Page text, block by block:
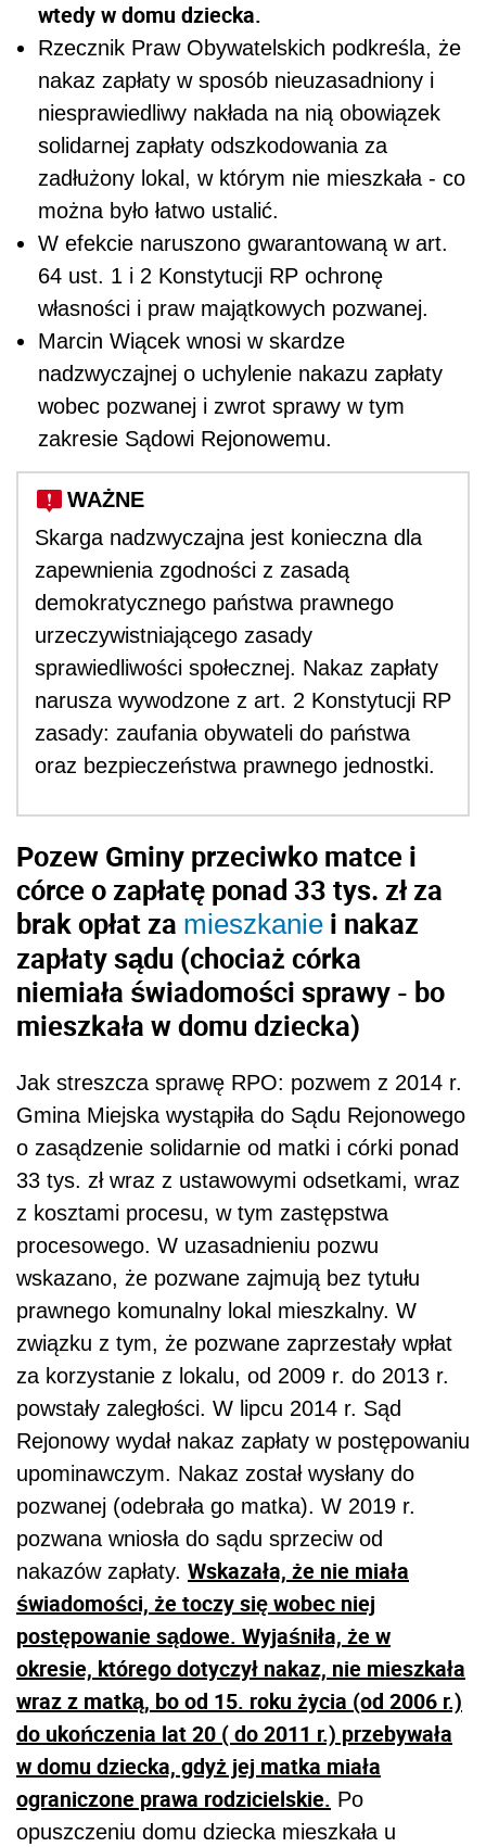
wtedy w domu dziecka.
Rzecznik Praw Obywatelskich podkreśla, że
nakaz zapłaty w sposób nieuzasadniony i
niesprawiedliwy nakłada na nią obowiązek
solidarnej zapłaty odszkodowania za
zadłużony lokal, w którym nie mieszkała - co
można było łatwo ustalić.
W efekcie naruszono gwarantowaną w art.
64 ust. 1 i 2 Konstytucji RP ochronę
własności i praw majątkowych pozwanej.
Marcin Wiącek wnosi w skardze
nadzwyczajnej o uchylenie nakazu zapłaty
wobec pozwanej i zwrot sprawy w tym
zakresie Sądowi Rejonowemu.
WAŻNE
Skarga nadzwyczajna jest konieczna dla
zapewnienia zgodności z zasadą
demokratycznego państwa prawnego
urzeczywistniającego zasady
sprawiedliwości społecznej. Nakaz zapłaty
narusza wywodzone z art. 2 Konstytucji RP
zasady: zaufania obywateli do państwa
oraz bezpieczeństwa prawnego jednostki.
Pozew Gminy przeciwko matce i
córce o zapłatę ponad 33 tys. zł za
brak opłat za mieszkanie i nakaz
zapłaty sądu (chociaż córka
niemiała świadomości sprawy - bo
mieszkała w domu dziecka)
Jak streszcza sprawę RPO: pozwem z 2014 r.
Gmina Miejska wystąpiła do Sądu Rejonowego
o zasądzenie solidarnie od matki i córki ponad
33 tys. zł wraz z ustawowymi odsetkami, wraz
z kosztami procesu, w tym zastępstwa
procesowego. W uzasadnieniu pozwu
wskazano, że pozwane zajmują bez tytułu
prawnego komunalny lokal mieszkalny. W
związku z tym, że pozwane zaprzestały wpłat
za korzystanie z lokalu, od 2009 r. do 2013 r.
powstały zaległości. W lipcu 2014 r. Sąd
Rejonowy wydał nakaz zapłaty w postępowaniu
upominawczym. Nakaz został wysłany do
pozwanej (odebrała go matka). W 2019 r.
pozwana wniosła do sądu sprzeciw od
nakazów zapłaty. Wskazała, że nie miała
świadomości, że toczy się wobec niej
postępowanie sądowe. Wyjaśniła, że w
okresie, którego dotyczył nakaz, nie mieszkała
wraz z matką, bo od 15. roku życia (od 2006 r.)
do ukończenia lat 20 ( do 2011 r.) przebywała
w domu dziecka, gdyż jej matka miała
ograniczone prawa rodzicielskie. Po
opuszczeniu domu dziecka mieszkała u